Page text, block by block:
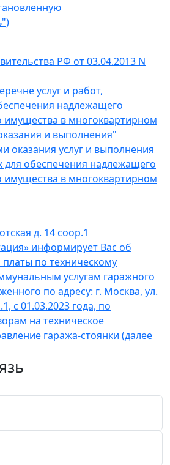
РФ от 03.04.2013 N
услуг и работ,
надлежащего
в многоквартирном
и выполнения"
оказания услуг и выполнения
для обеспечения надлежащего
в многоквартирном
д. 14 соор.1
информирует Вас об
по техническому
услугам гаражного
по адресу: г. Москва, ул.
с 01.03.2023 года, по
на техническое
гаража-стоянки (далее